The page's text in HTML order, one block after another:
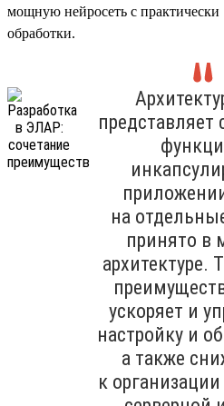
мощную нейросеть с
обработки.
представляет
на
принято в
архитектуре.
ускоряет и
настройку и
а также
к